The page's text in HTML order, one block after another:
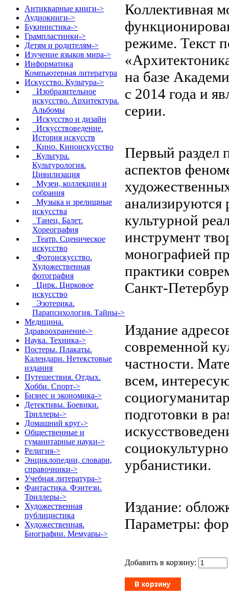
Антикварные книги->
Аудиокниги->
Букинистика->
Грампластинки->
Детям и родителям->
Изучение языков мира->
Информатика
Компьютерная литература
Искусство. Культура->
Изобразительное
искусство. Архитектура.
Альбомы
Искусство и дизайн
Искусствоведение.
История искусств
Кино. Киноискусство
Культура.
Культурология.
Цивилизация
Музеи, коллекции и
собрания
Музыка и зрелищные
искусства
Танец. Балет.
Хореография
Театр. Сценическое
искусство
Фотоискусство.
Художественная
фотография
Цирк. Цирковое
искусство
Эзотерика.
Парапсихология. Тайны->
Медицина.
Здравоохранение->
Наука. Техника->
Постеры. Плакаты.
Календари. Нетекстовые
издания
Путешествия. Отдых.
Хобби. Спорт->
Бизнес и экономика->
Детективы. Боевики.
Триллеры->
Домашний круг->
Общественные и
гуманитарные науки->
Религия->
Энциклопедии, словари,
справочники->
Учебная литература->
Фантастика. Фэнтези.
Триллеры->
Художественная
публицистика
Художественная.
Биографии. Мемуары->
Коллективная
режиме. Текст
на базе
с 2014 года и
серии.
Первый раздел
аспектов
анализируются
культурной
инструмент
монографией
практики
Санкт-
Издание
современной
частности.
всем,
подготовки в
урбанистики.
Издание:
Параметры:
Добавить в корзину: